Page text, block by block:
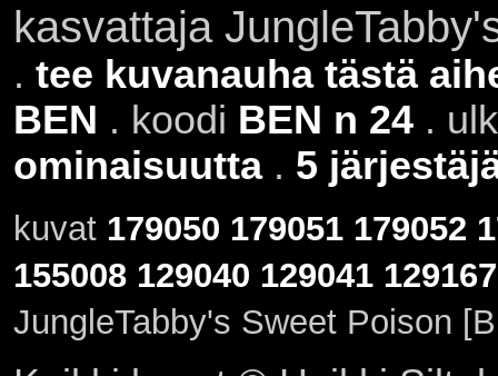
kasvattaja
. tee kuvanauha tästä
BEN . koodi BEN n 24.
ominaisuutta. 5
kuvat 179050 179051 179052
155008 129040 129041 129167
JungleTabby's Sweet Poison